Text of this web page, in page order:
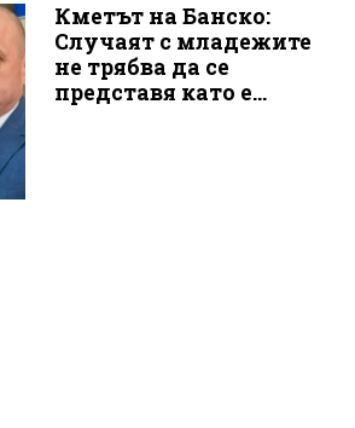
Кметът на Банско:
Случаят с младежите
не трябва да се
представя като е...